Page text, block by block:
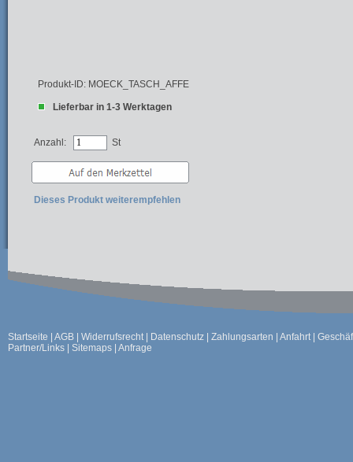
Produkt-ID: MOECK_TASCH_AFFE
Lieferbar in 1-3 Werktagen
Anzahl: St
Dieses Produkt weiterempfehlen
Startseite AGB Widerrufsrecht| Datenschutz Zahlungsarten Anfahrt|
Partner/Links
Sitemaps Anfrage